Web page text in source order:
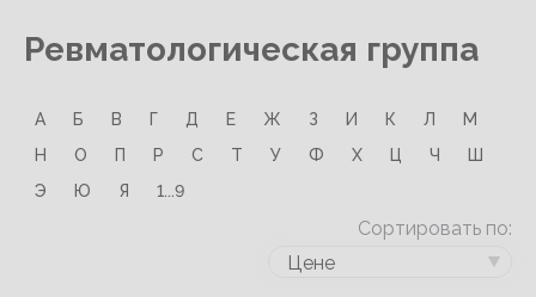
Ревматологическая группа
А Б В Г Д Е Ж З И К Л
М
Н
О П Р С Т У Ф Х Ц Ч
Ш
Э
Ю Я 1...9
Сортировать по:
Цене